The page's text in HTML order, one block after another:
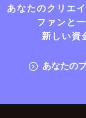
あなたのクリエ
ファンと
新しい資
あなたの